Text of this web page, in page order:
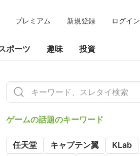
プレミアム 新規登録 ログイン
ポーツ 趣味 投資
ゲームの話題のキーワード
任天堂 キャプテン翼
KLab